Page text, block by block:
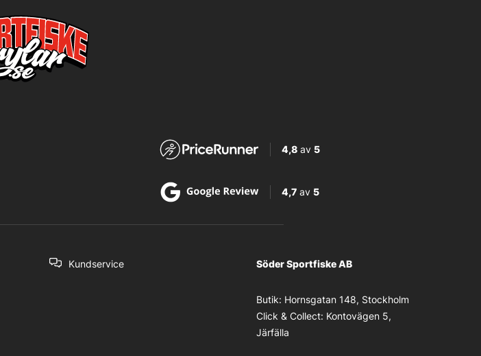
4,8av 5
4,7av 5
Kundservice Söder Sportfiske AB
Butik: Hornsgatan 148, Stockholm
Click & Collect: Kontovägen 5,
Järfälla